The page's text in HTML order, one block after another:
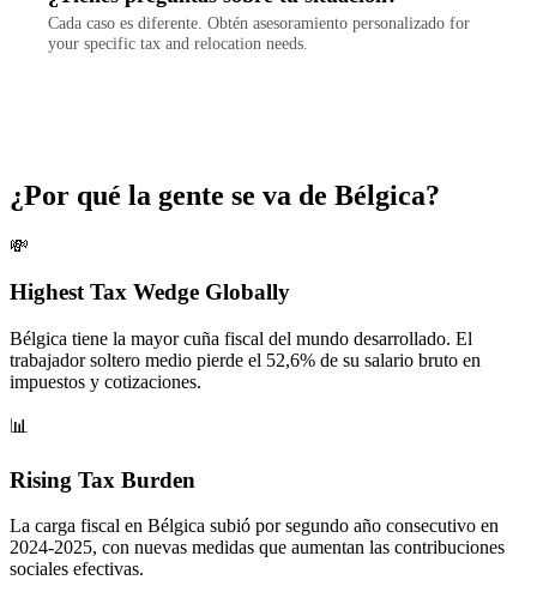
Cada caso es diferente. Obtén asesoramiento personalizado for
your specific tax and relocation needs.
¿Por qué la gente se va de Bélgica?
💸
Highest Tax Wedge Globally
Bélgica tiene la mayor cuña fiscal del mundo desarrollado. El
trabajador soltero medio pierde el 52,6% de su salario bruto en
impuestos y cotizaciones.
📊
Rising Tax Burden
La carga fiscal en Bélgica subió por segundo año consecutivo en
2024-2025, con nuevas medidas que aumentan las contribuciones
sociales efectivas.